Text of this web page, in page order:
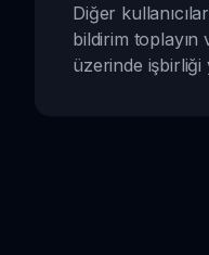
Diğer
bildirim
üzerinde işbirliği